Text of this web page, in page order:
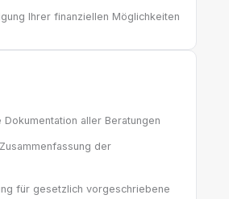
Ihrer finanziellen Möglichkeiten
Dokumentation aller Beratungen
der
für gesetzlich vorgeschriebene